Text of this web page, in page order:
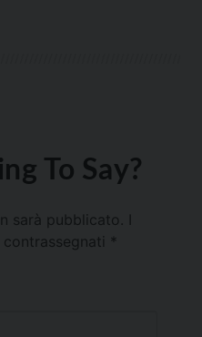
To Say?
sarà pubblicato.
*